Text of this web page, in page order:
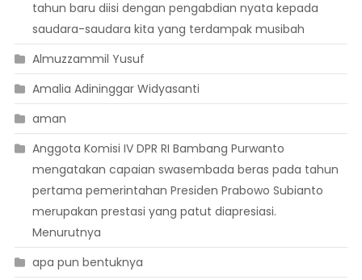
tahun baru diisi dengan pengabdian nyata kepada
saudara-saudara kita yang terdampak musibah
Almuzzammil Yusuf
Amalia Adininggar Widyasanti
aman
Anggota Komisi IV DPR RI Bambang Purwanto
mengatakan capaian swasembada beras pada tahun
pertama pemerintahan Presiden Prabowo Subianto
merupakan prestasi yang patut diapresiasi.
Menurutnya
apa pun bentuknya